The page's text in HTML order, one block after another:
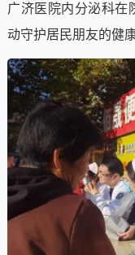
广济医院内分泌科在
动守护居民朋友的健康